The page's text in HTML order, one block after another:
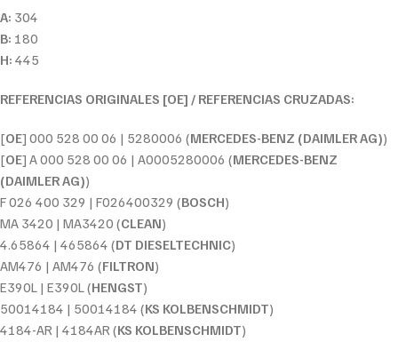
A: 304
B: 180
H: 445
REFERENCIAS ORIGINALES [OE] / REFERENCIAS CRUZADAS:
[OE] 000 528 00 06 | 5280006 (MERCEDES-BENZ (DAIMLER AG))
[OE] A 000 528 00 06 | A0005280006 (MERCEDES-BENZ
(DAIMLER AG))
F 026 400 329 | F026400329 (BOSCH)
MA 3420 | MA3420 (CLEAN)
4.65864 | 465864 (DT DIESELTECHNIC)
AM476 | AM476 (FILTRON)
E390L | E390L (HENGST)
50014184 | 50014184 (KS KOLBENSCHMIDT)
4184-AR | 4184AR (KS KOLBENSCHMIDT)